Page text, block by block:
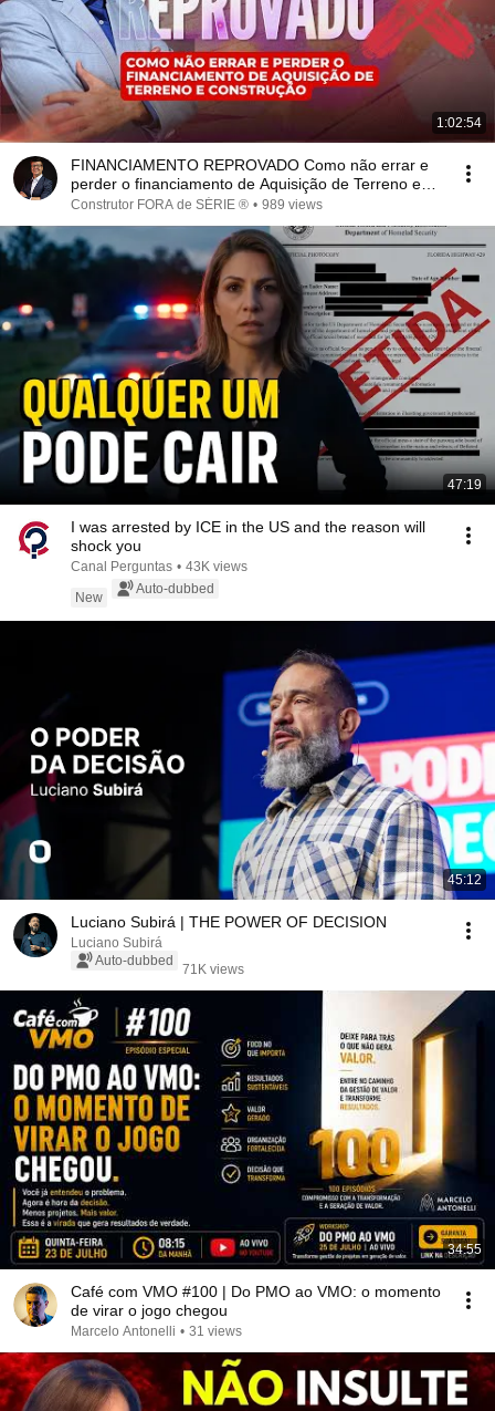
1:02:54
FINANCIAMENTO REPROVADO Como não errar e
perder o financiamento de Aquisição de Terreno e
Construção
Construtor FORA de SÉRIE ® • 989 views
47:19
I was arrested by ICE in the US and the reason will
shock you
Canal Perguntas • 43K views
New
Auto-dubbed
45:12
Luciano Subirá | THE POWER OF DECISION
Luciano Subirá
Auto-dubbed
71K views
34:55
Café com VMO #100 | Do PMO ao VMO: o momento
de virar o jogo chegou
Marcelo Antonelli • 31 views